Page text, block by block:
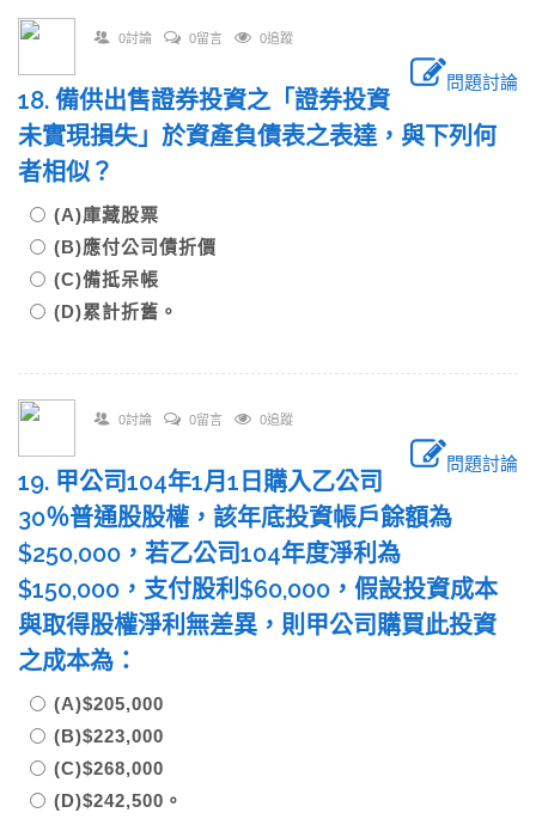
0討論 0留言 0追蹤
問題討論
18. 備供出售證券投資之「證券投資
未實現損失」於資產負債表之表達，與下列何
者相似？
(A)庫藏股票
(B)應付公司債折價
(C)備抵呆帳
(D)累計折舊。
0討論 0留言 0追蹤
問題討論
19. 甲公司104年1月1日購入乙公司
30％普通股股權，該年底投資帳戶餘額為
$250,000，若乙公司104年度淨利為
$150,000，支付股利$60,000，假設投資成本
與取得股權淨利無差異，則甲公司購買此投資
之成本為：
(A)$205,000
(B)$223,000
(C)$268,000
(D)$242,500。